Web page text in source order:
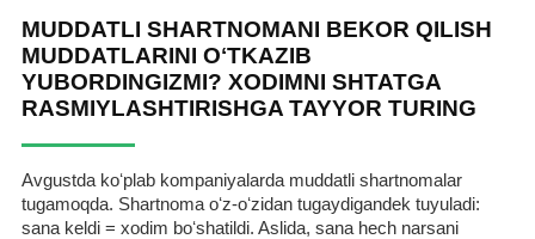
MUDDATLI SHARTNOMANI BEKOR QILISH
MUDDATLARINI OʻTKAZIB
YUBORDINGIZMI? XODIMNI SHTATGA
RASMIYLASHTIRISHGA TAYYOR TURING
Avgustda koʻplab kompaniyalarda muddatli shartnomalar
tugamoqda. Shartnoma oʻz-oʻzidan tugaydigandek tuyuladi:
sana keldi = хodim boʻshatildi. Aslida, sana hech narsani